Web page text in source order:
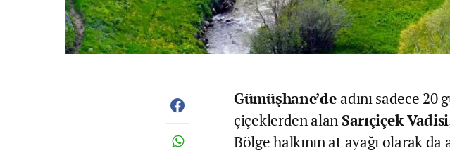
Gümüşhane’deadını sadece 20
çiçeklerden alan Sarıçiçek Vadisi
Bölge halkının at ayağı olarak